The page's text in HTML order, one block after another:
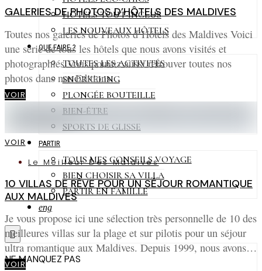
HÔTELS TOUT-INCLUS
LES NOUVEAUX HÔTELS
QUE FAIRE ?
TOUTES LES ACTIVITÉS
SNORKELING
PLONGÉE BOUTEILLE
BIEN-ÊTRE
SPORTS DE GLISSE
PARTIR
TOUS MES CONSEILS VOYAGE
BIEN CHOISIR SA VILLA
PARTIR EN FAMILLE
eng
NE MANQUEZ PAS
GALERIES DE PHOTOS D’HÔTELS DES MALDIVES
Toutes nos galeries de Photos d’Hôtels des Maldives Voici
une série de tous les hôtels que nous avons visités et
photographiés.Vous pouvez aussi retrouver toutes nos
photos dans nos Editions…
VOIR
VOIR
Le Meilleur Des Maldives
10 VILLAS DE RÊVE POUR UN SÉJOUR ROMANTIQUE
AUX MALDIVES
Je vous propose ici une sélection très personnelle de 10 des
meilleures villas sur la plage et sur pilotis pour un séjour
ultra romantique aux Maldives. Depuis 1999, nous avons…
VOIR